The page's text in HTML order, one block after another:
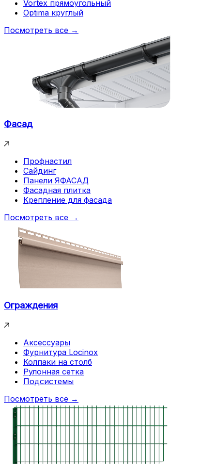
Vortex прямоугольный
Optima круглый
Посмотреть все →
Фасад
Профнастил
Сайдинг
Панели ЯФАСАД
Фасадная плитка
Крепление для фасада
Посмотреть все →
Ограждения
Аксессуары
Фурнитура Locinox
Колпаки на столб
Рулонная сетка
Подсистемы
Посмотреть все →